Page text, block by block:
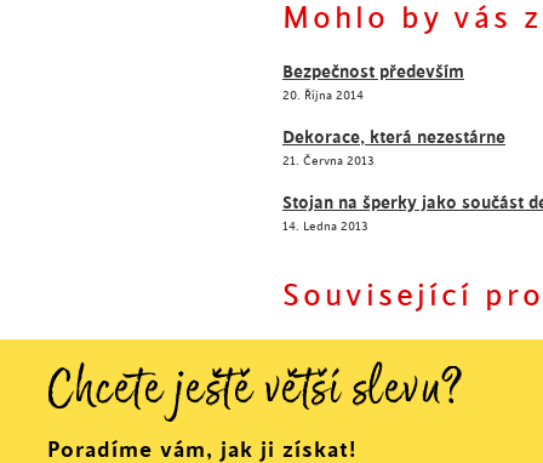
Mohlo by vás
Bezpečnost především
20. Října 2014
Dekorace, která nezestárne
21. Června 2013
Stojan na šperky jako součást
14. Ledna 2013
Související
Chcete ještě větší slevu?
Poradíme vám, jak ji získat!